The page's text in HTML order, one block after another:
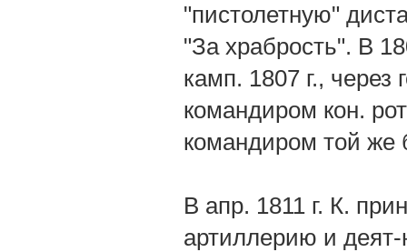
"пистолетную"
"За храбрость". В
камп. 1807 г., через
командиром кон.
командиром той же
В апр. 1811 г. К.
артиллерию и деят-